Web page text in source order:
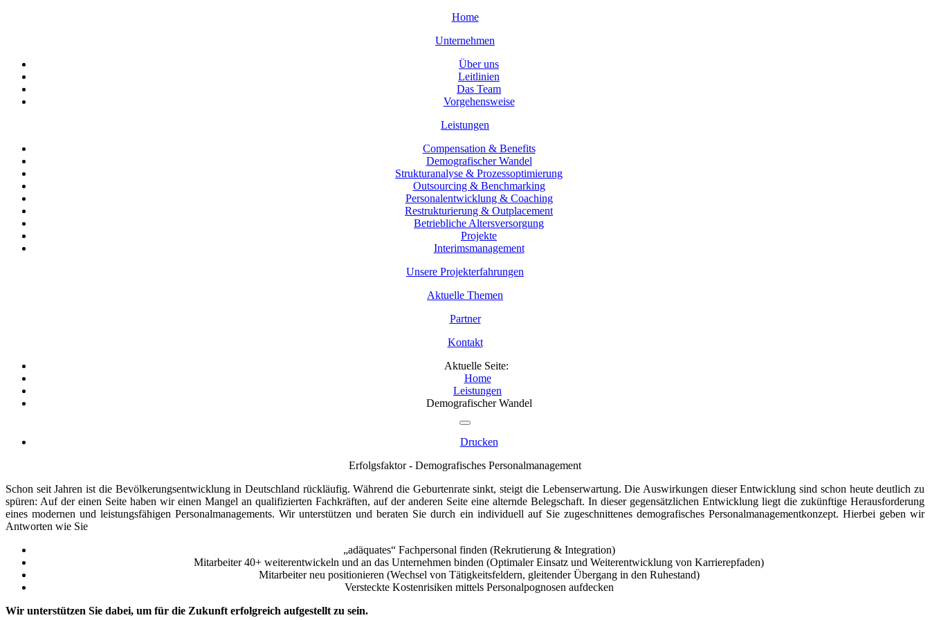
Home
Unternehmen
Über uns
Leitlinien
Das Team
Vorgehensweise
Leistungen
Compensation & Benefits
Demografischer Wandel
Strukturanalyse & Prozessoptimierung
Outsourcing & Benchmarking
Personalentwicklung & Coaching
Restrukturierung & Outplacement
Betriebliche Altersversorgung
Projekte
Interimsmanagement
Unsere Projekterfahrungen
Aktuelle Themen
Partner
Kontakt
Aktuelle Seite:
Home
Leistungen
Demografischer Wandel
Drucken
Erfolgsfaktor - Demografisches Personalmanagement
Schon seit Jahren ist die Bevölkerungsentwicklung in Deutschland rückläufig. Während die Geburtenrate sinkt, steigt die Lebenserwartung. Die Auswirkungen dieser Entwicklung sind schon heute deutlich zu
spüren: Auf der einen Seite haben wir einen Mangel an qualifizierten Fachkräften, auf der anderen Seite eine alternde Belegschaft. In dieser gegensätzlichen Entwicklung liegt die zukünftige Herausforderung
eines modernen und leistungsfähigen Personalmanagements. Wir unterstützen und beraten Sie durch ein individuell auf Sie zugeschnittenes demografisches Personalmanagementkonzept. Hierbei geben wir
Antworten wie Sie
„adäquates“ Fachpersonal finden (Rekrutierung & Integration)
Mitarbeiter 40+ weiterentwickeln und an das Unternehmen binden (Optimaler Einsatz und Weiterentwicklung von Karrierepfaden)
Mitarbeiter neu positionieren (Wechsel von Tätigkeitsfeldern, gleitender Übergang in den Ruhestand)
Versteckte Kostenrisiken mittels Personalpognosen aufdecken
Wir unterstützen Sie dabei, um für die Zukunft erfolgreich aufgestellt zu sein.